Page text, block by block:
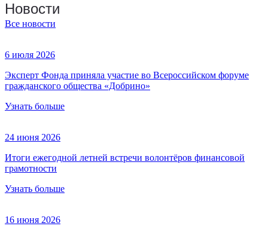
Новости
Все новости
6 июля 2026
Эксперт Фонда приняла участие во Всероссийском форуме
гражданского общества «Добрино»
Узнать больше
24 июня 2026
Итоги ежегодной летней встречи волонтёров финансовой
грамотности
Узнать больше
16 июня 2026